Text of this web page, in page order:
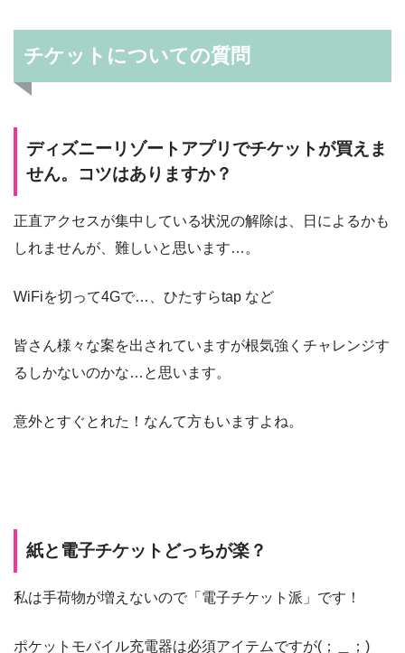
チケットについての質問
ディズニーリゾートアプリでチケットが買えま
せん。コツはありますか？
正直アクセスが集中している状況の解除は、日によるかも
しれませんが、難しいと思います…。
WiFiを切って4Gで…、ひたすらtap など
皆さん様々な案を出されていますが根気強くチャレンジす
るしかないのかな…と思います。
意外とすぐとれた！なんて方もいますよね。
紙と電子チケットどっちが楽？
私は手荷物が増えないので「電子チケット派」です！
ポケットモバイル充電器は必須アイテムですが(；＿；)